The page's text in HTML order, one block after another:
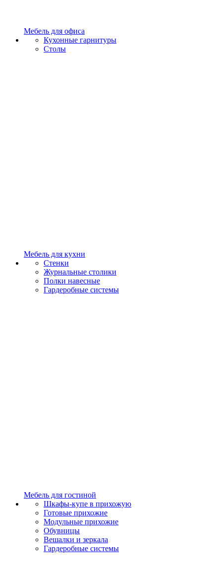
Мебель для офиса
Кухонные гарнитуры
Столы
Мебель для кухни
Стенки
Журнальные столики
Полки навесные
Гардеробные системы
Мебель для гостиной
Шкафы-купе в прихожую
Готовые прихожие
Модульные прихожие
Обувницы
Вешалки и зеркала
Гардеробные системы